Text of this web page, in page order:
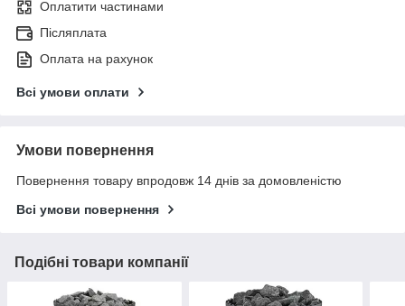
Оплатити частинами
Післяплата
Оплата на рахунок
Всі умови оплати
Умови повернення
Повернення товару впродовж 14 днів за домовленістю
Всі умови повернення
Подібні товари компанії